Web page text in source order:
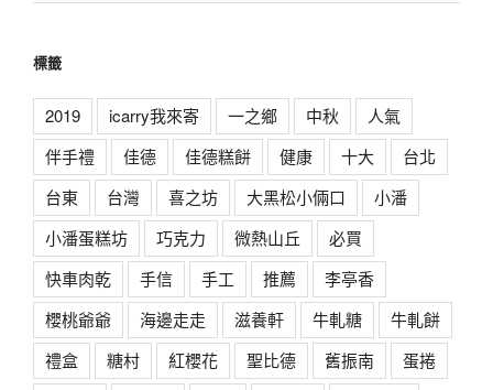
標籤
2019 icarry我來寄 一之鄉 中秋
人氣
伴手禮
佳德 佳德糕餅 健康 十大
台北
台東
台灣 喜之坊 大黑松小倆口
小潘
小潘蛋糕坊
巧克力 微熱山丘
必買
快車肉乾
手信 手工 推薦
李亭香
櫻桃爺爺
海邊走走 滋養軒 牛軋糖
牛軋餅
禮盒
糖村 紅櫻花 聖比德 舊振南
蛋捲